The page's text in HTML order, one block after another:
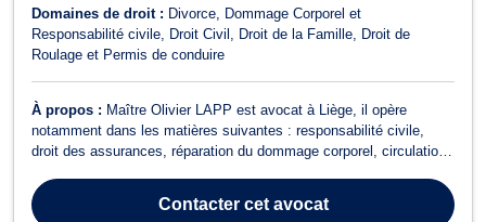
Domaines de droit : Divorce
Dommage Corporel et
Responsabilité civile
Droit Civil Droit de la Famille
Droit de
Roulage et Permis de conduire
À propos : Maître Olivier LAPP est avocat à Liège, il opère
notamment dans les matières suivantes : responsabilité civile,
droit des assurances, réparation du dommage corporel, circulation
responsabilité civile et du dommage corporel, Maître LAPP vous
accompagne en cas d'ac...Contactercet avocat